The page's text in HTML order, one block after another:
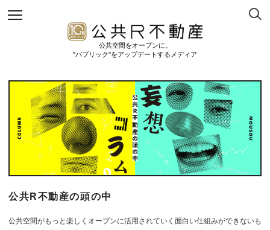
公共空間をオープンに。
"パブリック"をアップデートするメディア
公共R不動産の頭の中
公共空間がもっと楽しくオープンに活用されていく面白い仕組みができないも